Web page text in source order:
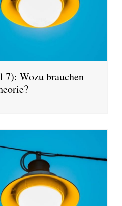
7): Wozu brauchen